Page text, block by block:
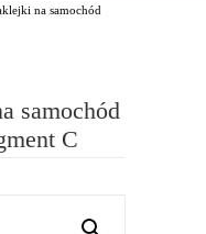
na samochód
samochód
C